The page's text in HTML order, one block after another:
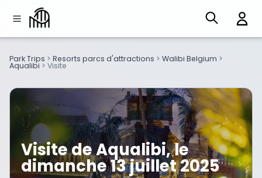
Park Trips > Resorts parcs d'attractions > Walibi Belgium >
Aqualibi > Visite
Visite de Aqualibi, le
dimanche 13 juillet 2025